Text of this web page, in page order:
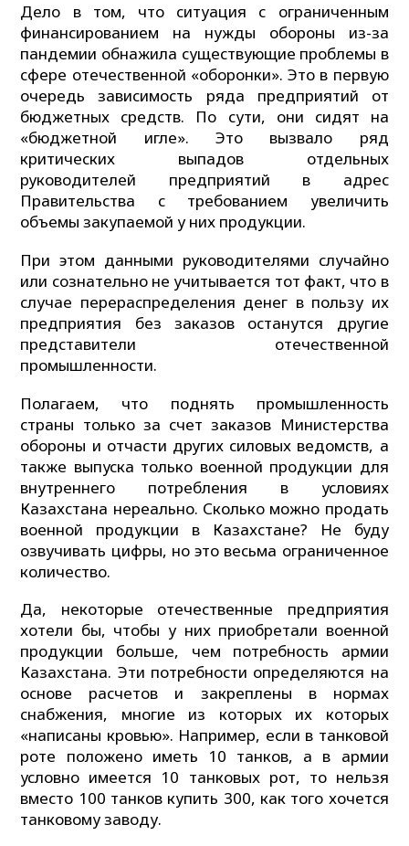
Дело в том, что ситуация с ограниченным
финансированием на нужды обороны из-за
пандемии обнажила существующие проблемы в
сфере отечественной «оборонки». Это в первую
очередь зависимость ряда предприятий от
бюджетных средств. По сути, они сидят на
«бюджетной игле». Это вызвало ряд
критических выпадов отдельных
руководителей предприятий в адрес
Правительства с требованием увеличить
объемы закупаемой у них продукции.
При этом данными руководителями случайно
или сознательно не учитывается тот факт, что в
случае перераспределения денег в пользу их
предприятия без заказов останутся другие
представители отечественной
промышленности.
Полагаем, что поднять промышленность
страны только за счет заказов Министерства
обороны и отчасти других силовых ведомств, а
также выпуска только военной продукции для
внутреннего потребления в условиях
Казахстана нереально. Сколько можно продать
военной продукции в Казахстане? Не буду
озвучивать цифры, но это весьма ограниченное
количество.
Да, некоторые отечественные предприятия
хотели бы, чтобы у них приобретали военной
продукции больше, чем потребность армии
Казахстана. Эти потребности определяются на
основе расчетов и закреплены в нормах
снабжения, многие из которых их которых
«написаны кровью». Например, если в танковой
роте положено иметь 10 танков, а в армии
условно имеется 10 танковых рот, то нельзя
вместо 100 танков купить 300, как того хочется
танковому заводу.